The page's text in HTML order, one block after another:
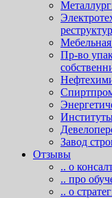
Пр-во
Завод
Отзывы
.. о
.. про
.. о